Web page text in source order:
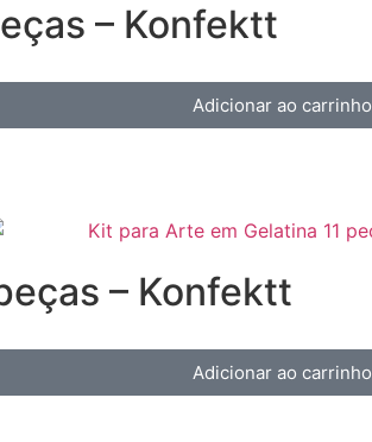
– Konfektt
Adicionar ao carrinho
– Konfektt
Adicionar ao carrinho